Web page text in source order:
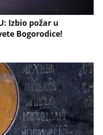
Izbio požar u
Bogorodice!